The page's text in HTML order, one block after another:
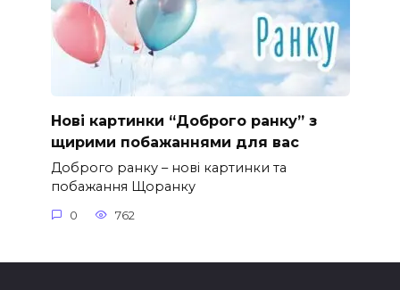
Нові картинки “Доброго ранку” з
щирими побажаннями для вас
Доброго ранку – нові картинки та
побажання Щоранку
0 762